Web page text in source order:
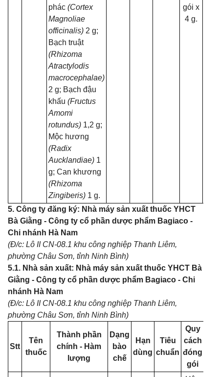
phác (Cortex
Magnoliae
officinalis) 2 g;
Bạch truật
(Rhizoma
Atractylodis
macrocephalae)
2 g; Bạch đậu
khấu (Fructus
Amomi
rotundus) 1,2 g;
Mộc hương
(Radix
Aucklandiae) 1
g; Can khương
(Rhizoma
Zingiberis) 1 g.
gói x
4 g.
5. Công ty đăng ký: Nhà máy sản xuất thuốc YHCT
Bà Giằng - Công ty cổ phần dược phẩm Bagiaco -
Chi nhánh Hà Nam
(Đ/c: Lô II CN-08.1 khu công nghiệp Thanh Liêm,
phường Châu Sơn, tỉnh Ninh Bình)
5.1. Nhà sản xuất: Nhà máy sản xuất thuốc YHCT Bà
Giằng - Công ty cổ phần dược phẩm Bagiaco - Chi
nhánh Hà Nam
(Đ/c: Lô II CN-08.1 khu công nghiệp Thanh Liêm,
phường Châu Sơn, tỉnh Ninh Bình)
Stt
Tên
thuốc
Thành phần
chính - Hàm
lượng
Dạng
bào
chế
Hạn
dùng
Tiêu
chuẩn
Quy
cách
đóng
gói